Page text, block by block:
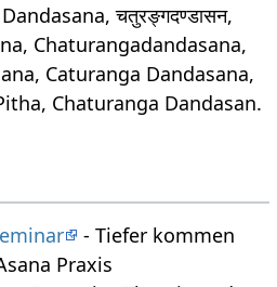
चतुरङ्गदण्डासन,
Chaturangadandasana,
Caturanga Dandasana,
Chaturanga Dandasan.
- Tiefer kommen
Praxis